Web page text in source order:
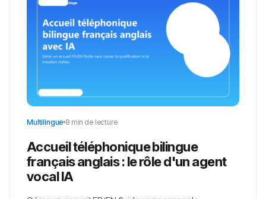
Multilingue 8 min de lecture
Accueil téléphonique bilingue
français anglais : le rôle d'un agent
vocal IA